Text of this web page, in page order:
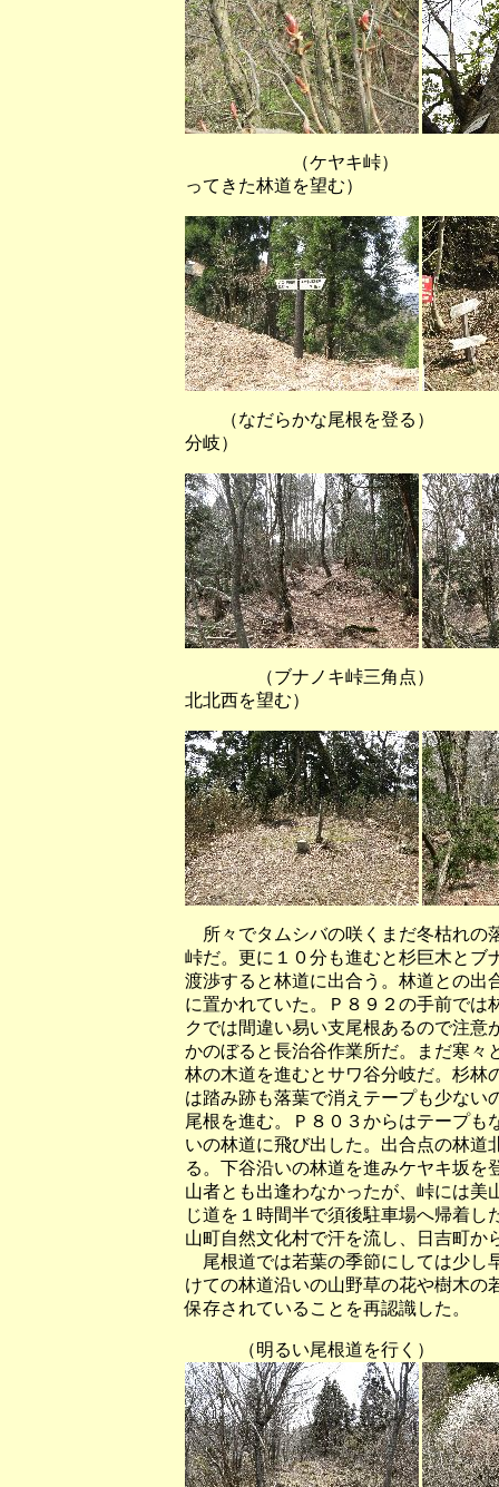
（ケヤキ峠） （ブ
ってきた林道を望む）
（なだらかな尾根を登る）
分岐）
（ブナノキ峠三角点）
北北西を望む）
所々でタムシバの咲くまだ冬枯れの
峠だ。更に１０分も進むと杉巨木とブ
渡渉すると林道に出合う。林道との出
に置かれていた。Ｐ８９２の手前では
クでは間違い易い支尾根あるので注
かのぼると長治谷作業所だ。まだ寒々
林の木道を進むとサワ谷分岐だ。杉林
は踏み跡も落葉で消えテープも少ない
尾根を進む。Ｐ８０３からはテープ
いの林道に飛び出した。出合点の林道
る。下谷沿いの林道を進みケヤキ坂
山者とも出逢わなかったが、峠には美
じ道を１時間半で須後駐車場へ帰着
山町自然文化村で汗を流し、日吉町か
尾根道では若葉の季節にしては少し
けての林道沿いの山野草の花や樹木の
保存されていることを再認識した。
（明るい尾根道を行く